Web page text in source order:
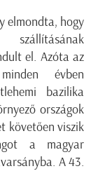
elmondta, hogy
el. Azóta az
évben
bazilika
országok
követően viszik
a magyar
A 43.